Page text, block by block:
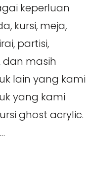
keperluan
kursi, meja,
partisi,
dan masih
lain yang kami
yang kami
ghost acrylic.